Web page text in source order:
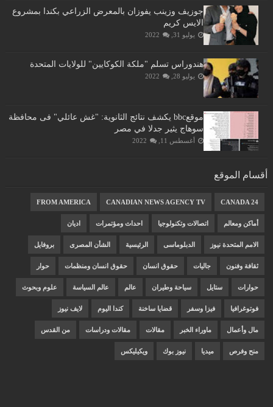
جوزيف وزينب يفوزان بالمعرض الزراعي بكندا بمشروع
الايس كريم
يوليو 31, 2022
هندوراس تسلم "ملكة الكوكايين" للولايات المتحدة
يوليو 28, 2022
موقعbbc يكشف نتائج الثانوية: "غش عائلي" فى محافظة
سوهاج يثير جدلا في مصر
أغسطس 11, 2022
أقسام الموقع
CANADA 24
CANADIAN NEWS AGENCY TV
FROM AMERICA
أماكن ومعالم اتصالات وتكنولوجيا احداث ومؤتمرات اديان
الامم المتحدة نيوز الدبلوماسى الرئيسية الشأن المصرى بروفايل
ثقافة وفنون جاليات حقوق انسان حقوق انسان ومنظمات حوار
حوارات ستايل سياحة وطيران عالم عالم السياسة علوم وبحوث
فوتوغرافيا فيزا وسفر قضايا ساخنة كندا اليوم لايف نيوز
مال وأعمال ماوراء الخبر مقالات مقالات ودراسات من القدس
منح وفرص ميديا نيوز بوك ويكيليكس